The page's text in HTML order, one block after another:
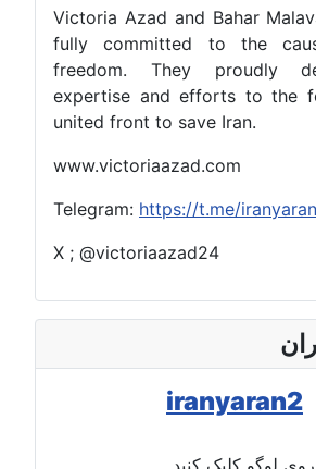
Victoria Azad and Bahar
fully committed to the
freedom. They proudly
expertise and efforts to the
united front to save Iran.
www.victoriaazad.com
Telegram: https://t.me/
X ; @victoriaazad24
روی لوگو کلیک کنید